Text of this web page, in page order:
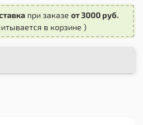
для электросамоката
дополнительную
от царапин и потертостей,
службы. Он также помогает
безопасность и
при заказе от 3000 руб.
в корзине )